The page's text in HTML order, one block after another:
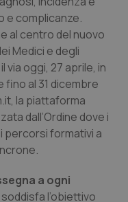
e complicanze.
al centro del nuovo
Medici e degli
via oggi, 27 aprile, in
fino al 31 dicembre
la piattaforma
dall’Ordine dove i
formativi a
a ogni
l’obiettivo